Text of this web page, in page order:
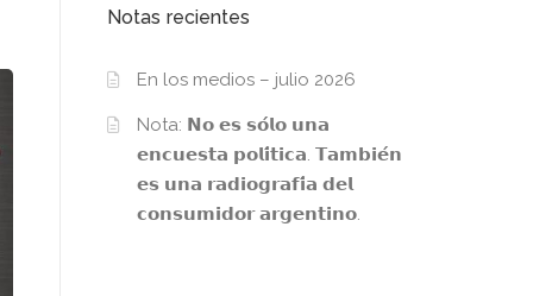
Notas recientes
En los medios – julio 2026
Nota: 𝗡𝗼 𝗲𝘀 𝘀𝗼́𝗹𝗼 𝘂𝗻𝗮
𝗲𝗻𝗰𝘂𝗲𝘀𝘁𝗮 𝗽𝗼𝗹𝗶́𝘁𝗶𝗰𝗮. 𝗧𝗮𝗺𝗯𝗶𝗲́𝗻
𝗲𝘀 𝘂𝗻𝗮 𝗿𝗮𝗱𝗶𝗼𝗴𝗿𝗮𝗳𝗶́𝗮 𝗱𝗲𝗹
𝗰𝗼𝗻𝘀𝘂𝗺𝗶𝗱𝗼𝗿 𝗮𝗿𝗴𝗲𝗻𝘁𝗶𝗻𝗼.